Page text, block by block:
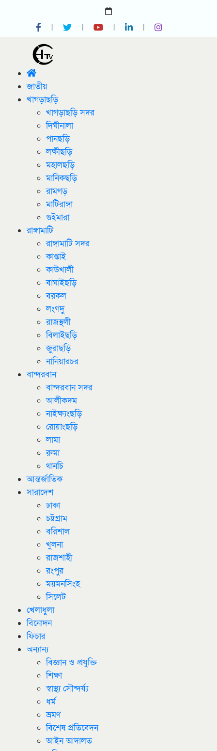
জাতীয়
খাগড়াছড়ি
খাগড়াছড়ি সদর
দিঘীনালা
পানছড়ি
লক্ষীছড়ি
মহালছড়ি
মানিকছড়ি
রামগড়
মাটিরাঙ্গা
গুইমারা
রাঙ্গামাটি
রাঙ্গামাটি সদর
কাপ্তাই
কাউখালী
বাঘাইছড়ি
বরকল
লংগদু
রাজস্থলী
বিলাইছড়ি
জুরাছড়ি
নানিয়ারচর
বান্দরবান
বান্দরবান সদর
আলীকদম
নাইক্ষ্যংছড়ি
রোয়াংছড়ি
লামা
রুমা
থানচি
আন্তর্জাতিক
সারাদেশ
ঢাকা
চট্টগ্রাম
বরিশাল
খুলনা
রাজশাহী
রংপুর
ময়মনসিংহ
সিলেট
খেলাধুলা
বিনোদন
ফিচার
অন্যান্য
বিজ্ঞান ও প্রযুক্তি
শিক্ষা
স্বাস্থ্য সৌন্দর্য্য
ধর্ম
ভ্রমণ
বিশেষ প্রতিবেদন
আইন আদালত